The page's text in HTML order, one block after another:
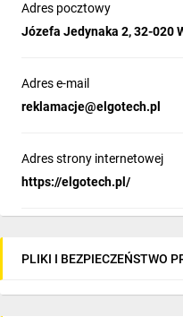
Adres pocztowy
Józefa Jedynaka 2, 32-020
Adres e-mail
reklamacje@elgotech.pl
Adres strony internetowej
https://elgotech.pl/
PLIKI I BEZPIECZEŃSTWO